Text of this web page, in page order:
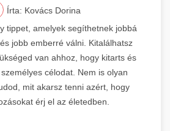
Írta: Kovács Dorina
tippet, amelyek segíthetnek jobbá
jobb emberré válni. Kitalálhatsz
van ahhoz, hogy kitarts és
célodat. Nem is olyan
mit akarsz tenni azért, hogy
érj el az életedben.